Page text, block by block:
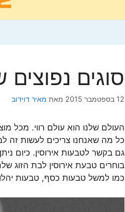
סוגים נפוצים
12 בספטמבר 2015 מאת מאיר דוידוב
העולם שלנו הוא עולם רווי. מכל
כל מה שאנחנו צריכים לעשות זה
גם בקשר לטבעות אירוסין. כיום
בוחרים טבעת אירוסין לבת הזוג
כמו למשל טבעות כסף, טבעות